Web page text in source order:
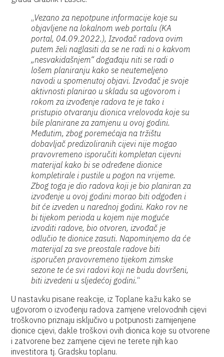
„Vezano za nepotpune informacije koje su
objavljene na lokalnom web portalu (KA
portal, 04.09.2022.), Izvođač radova ovim
putem želi naglasiti da se ne radi ni o kakvom
„nesvakidašnjem“ događaju niti se radi o
lošem planiranju kako se neutemeljeno
navodi u spomenutoj objavi. Izvođač je svoje
aktivnosti planirao u skladu sa ugovorom i
rokom za izvođenje radova te je tako i
pristupio otvaranju dionica vrelovoda koje su
bile planirane za zamjenu u ovoj godini.
Međutim, zbog poremećaja na tržištu
dobavljač predizoliranih cijevi nije mogao
pravovremeno isporučiti kompletan cijevni
materijal kako bi se određene dionice
kompletirale i pustile u pogon na vrijeme.
Zbog toga je dio radova koji je bio planiran za
izvođenje u ovoj godini morao biti odgođen i
bit će izveden u narednoj godini. Kako rov ne
bi tijekom perioda u kojem nije moguće
izvoditi radove, bio otvoren, izvođač je
odlučio te dionice zasuti. Napominjemo da će
materijal za sve preostale radove biti
isporučen pravovremeno tijekom zimske
sezone te će svi radovi koji ne budu dovršeni,
biti izvedeni u sljedećoj godini.“
U nastavku pisane reakcije, iz Toplane kažu kako se
ugovorom o izvođenju radova zamjene vrelovodnih cijevi
troškovno priznaju isključivo u potpunosti zamijenjene
dionice cijevi, dakle troškovi ovih dionica koje su otvorene
i zatvorene bez zamjene cijevi ne terete njih kao
investitora tj. Gradsku toplanu.